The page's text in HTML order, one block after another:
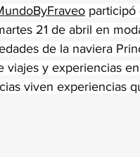
participó
21 de abril en
de la naviera
viajes y experiencias
viven experiencias